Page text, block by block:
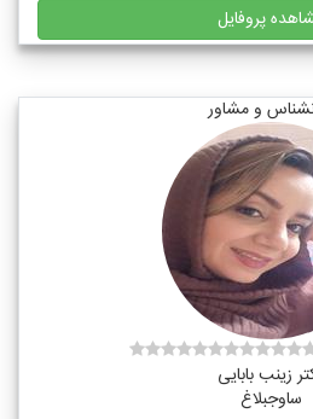
پروفایل
و مشاور
زینب بابایی
ساوجبلاغ